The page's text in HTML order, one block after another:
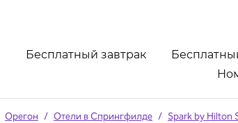
Бесплатный завтрак
Орегон / Отели в Спрингфилде / Spark by Hilton